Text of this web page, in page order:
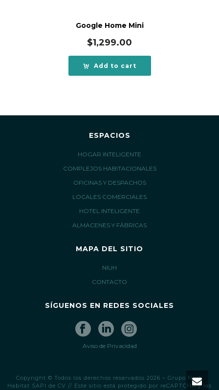
Google Home Mini
$1,299.00
Add to cart
ESPACIOS
HOGAR INTELIGENTE
COMPLEJOS HABITACIONALES
OFICINAS Y DESPACHOS
LOCALES COMERCIALES
HOTEL INTELIGENTE
ALMACENES Y FÁBRICAS
MAPA DEL SITIO
NIUH
CONTACTO
SÍGUENOS EN REDES SOCIALES
Aviso de Privacidad
Copyright © Todos los derechos reservados 2026 – Grupo Niuh
Habitat SAPI de CV // Este sitio está protegido por reCAPTCHA y las